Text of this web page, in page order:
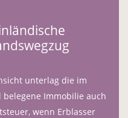
unterlag die im
Immobilie auch
wenn Erblasser